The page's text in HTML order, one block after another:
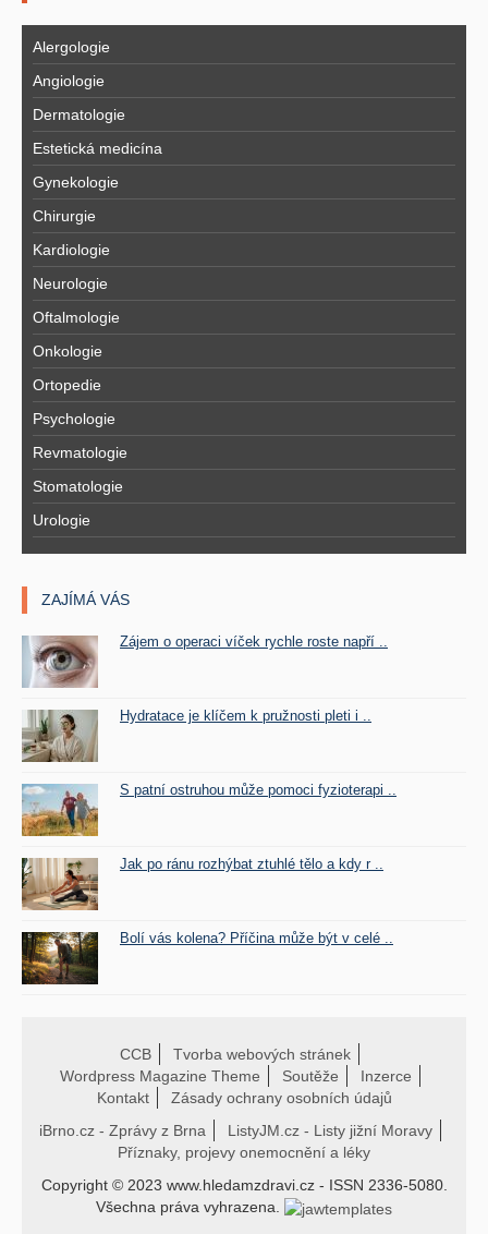
Alergologie
Angiologie
Dermatologie
Estetická medicína
Gynekologie
Chirurgie
Kardiologie
Neurologie
Oftalmologie
Onkologie
Ortopedie
Psychologie
Revmatologie
Stomatologie
Urologie
ZAJÍMÁ VÁS
Zájem o operaci víček rychle roste napří ..
Hydratace je klíčem k pružnosti pleti i ..
S patní ostruhou může pomoci fyzioterapi ..
Jak po ránu rozhýbat ztuhlé tělo a kdy r ..
Bolí vás kolena? Příčina může být v celé ..
CCB
Tvorba webových stránek
Wordpress Magazine Theme
Soutěže
Inzerce
Kontakt
Zásady ochrany osobních údajů
iBrno.cz - Zprávy z Brna
ListyJM.cz - Listy jižní Moravy
Příznaky, projevy onemocnění a léky
Copyright © 2023 www.hledamzdravi.cz - ISSN 2336-5080.
Všechna práva vyhrazena.